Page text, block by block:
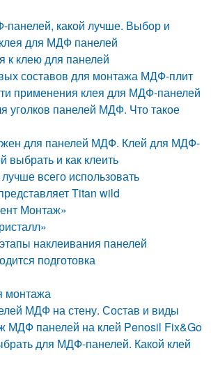
какой лучше. Выбор и
для МДФ панелей
к клею для панелей
составов для монтажа МДФ-плит
применения клея для МДФ-панелей
уголков панелей МДФ. Что такое
для панелей МДФ. Клей для МДФ-
выбрать и как клеить
всего использовать
Titan wild
Монтаж»
наклеивания панелей
подготовка
монтажа
МДФ на стену. Состав и виды
МДФ панелей на клей Penosil Fix&Go
для МДФ-панелей. Какой клей